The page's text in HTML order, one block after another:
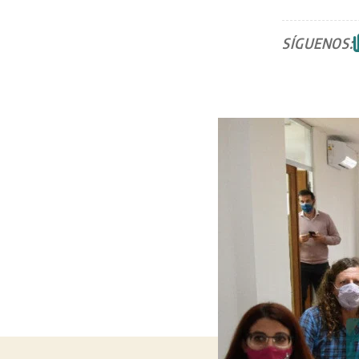
SÍGUENOS: